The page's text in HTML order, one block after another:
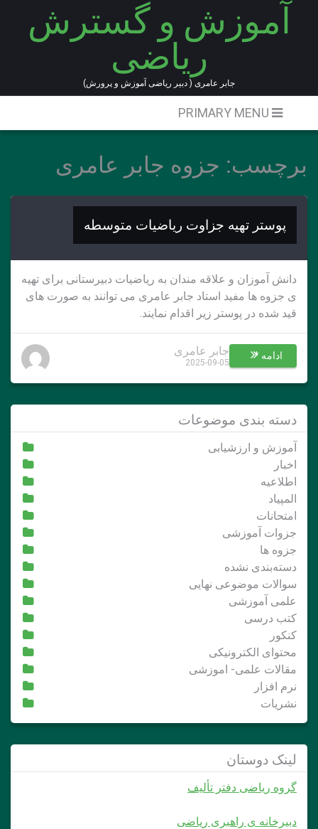
آموزش و گسترش
ریاضی
جابر عامری ( دبیر ریاضی آموزش و پرورش)
برچسب: جزوه جابر عامری
پوستر تهیه جزاوت ریاضیات متوسطه
دانش آموزان و علاقه مندان به ریاضیات دبیرستانی برای تهیه
ی جزوه ها مفید استاد جابر عامری می توانند به صورت های
قید شده در پوستر زیر اقدام نمایند.
ادامه * جابر عامری
2025-09-05
دسته بندی موضوعات
آموزش و ارزشیابی
اخبار
اطلاعیه
المپیاد
امتحانات
جزوات آموزشی
جزوه ها
دسته‌بندی نشده
سوالات موضوعی نهایی
علمی آموزشی
کتب درسی
کنکور
محتوای الکترونیکی
مقالات علمی- اموزشی
نرم افزار
نشریات
لینک دوستان
گروه ریاضی دفتر تألیف
دبیرخانه ی راهبری ریاضی